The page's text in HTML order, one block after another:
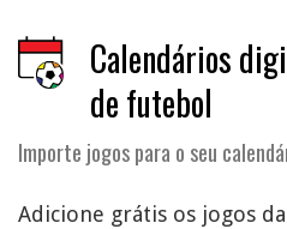
Calendários
de futebol
Importe jogos para o seu
Adicione grátis os jogos